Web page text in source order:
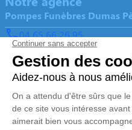
Pompes Funèbres Dumas
04 65 66 26 95
18 Rue Jules Ferry –
5/5 – 344 avis
Nos Services
Organiser des obsèques
Monuments funéraires